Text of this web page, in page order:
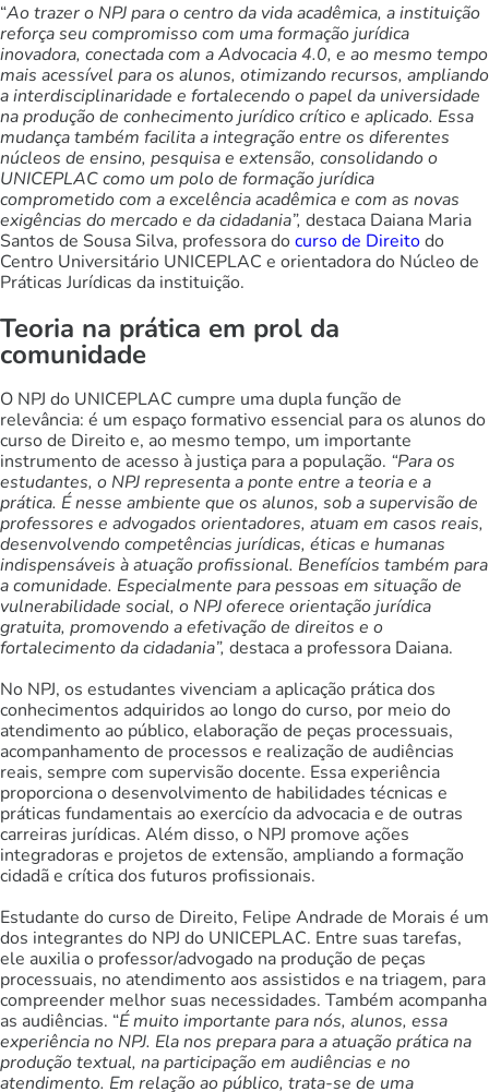
“Ao trazer o NPJ para o centro da vida acadêmica, a instituição
reforça seu compromisso com uma formação jurídica
inovadora, conectada com a Advocacia 4.0, e ao mesmo tempo
mais acessível para os alunos, otimizando recursos, ampliando
a interdisciplinaridade e fortalecendo o papel da universidade
na produção de conhecimento jurídico crítico e aplicado. Essa
mudança também facilita a integração entre os diferentes
núcleos de ensino, pesquisa e extensão, consolidando o
UNICEPLAC como um polo de formação jurídica
comprometido com a excelência acadêmica e com as novas
exigências do mercado e da cidadania”, destaca Daiana Maria
Santos de Sousa Silva, professora docurso de Direitodo
Centro Universitário UNICEPLAC e orientadora do Núcleo de
Práticas Jurídicas da instituição.
Teoria na prática em prol da
comunidade
O NPJ do UNICEPLAC cumpre uma dupla função de
relevância: é um espaço formativo essencial para os alunos do
curso de Direito e, ao mesmo tempo, um importante
instrumento de acesso à justiça para a população. “Para os
estudantes, o NPJ representa a ponte entre a teoria e a
prática. É nesse ambiente que os alunos, sob a supervisão de
professores e advogados orientadores, atuam em casos reais,
desenvolvendo competências jurídicas, éticas e humanas
indispensáveis à atuação profissional. Benefícios também para
a comunidade. Especialmente para pessoas em situação de
vulnerabilidade social, o NPJ oferece orientação jurídica
gratuita, promovendo a efetivação de direitos e o
fortalecimento da cidadania”, destaca a professora Daiana.
No NPJ, os estudantes vivenciam a aplicação prática dos
conhecimentos adquiridos ao longo do curso, por meio do
atendimento ao público, elaboração de peças processuais,
acompanhamento de processos e realização de audiências
reais, sempre com supervisão docente. Essa experiência
proporciona o desenvolvimento de habilidades técnicas e
práticas fundamentais ao exercício da advocacia e de outras
carreiras jurídicas. Além disso, o NPJ promove ações
integradoras e projetos de extensão, ampliando a formação
cidadã e crítica dos futuros profissionais.
Estudante do curso de Direito, Felipe Andrade de Morais é um
dos integrantes do NPJ do UNICEPLAC. Entre suas tarefas,
ele auxilia o professor/advogado na produção de peças
processuais, no atendimento aos assistidos e na triagem, para
compreender melhor suas necessidades. Também acompanha
as audiências. “É muito importante para nós, alunos, essa
experiência no NPJ. Ela nos prepara para a atuação prática na
produção textual, na participação em audiências e no
atendimento. Em relação ao público, trata-se de uma